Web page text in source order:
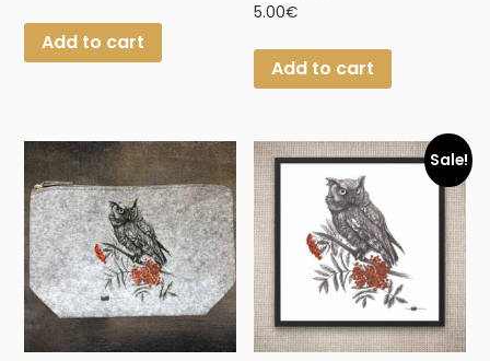
of
Add to cart
Rated
of
5.00€
Add to cart
Sale!